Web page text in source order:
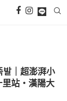
발｜超澎湃小
站・漢陽大